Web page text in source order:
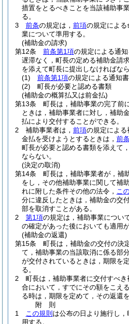
措置をとるべきことを当該補助事
る。
3
前条の規定は， 前項の規定によ
業について準用する。
(補助金の請求)
第12条
前条第1項の規定による通
遅滞なく，町長の定める補助金請
を添えて町長に提出しなければなら
(1)
前条第1項の規定による通知書
(2)
町長が必要と認める書類
(補助金の概算払又は前金払)
第13条
町長は，補助事業の完了前
ときは，補助事業者に対し，補助
払により交付することができる。
2
補助事業者は， 前項の規定によ
金払を受けようとするときは， 前
町長が必要と認める書類を添えて
ならない。
(決定の取消)
第14条
町長は，補助事業者が，補
をし，その他補助事業に関して補
れに附した条件その他の法令， こ
分に違反したときは，補助金の交
部を取消すことがある。
2
第1項の規定は，補助事業につい
の確定があった後においても適用
(補助金の返還)
第15条
町長は，補助金の交付の決
て，補助事業の当該取消に係る部
が交付されているときは，期限を
る。
2
町長は，補助事業者に交付すべ
合において，すでにその額をこえ
る時は，期限を定めて，その返還を
附 則
1
この規則 は公布の日より施行し
用する。